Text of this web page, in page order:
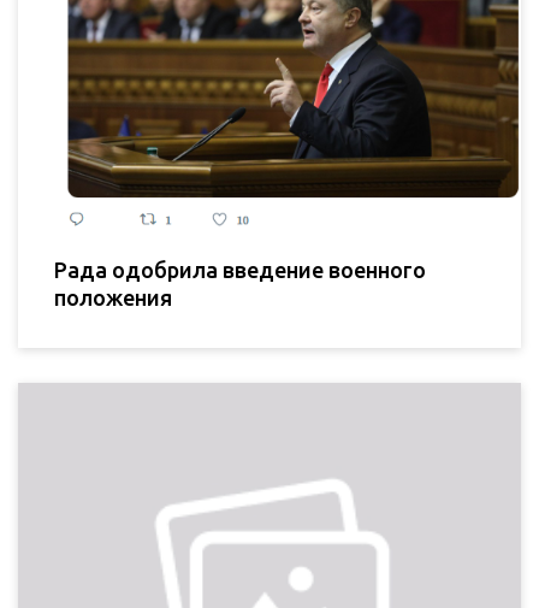
Рада одобрила введение военного
положения